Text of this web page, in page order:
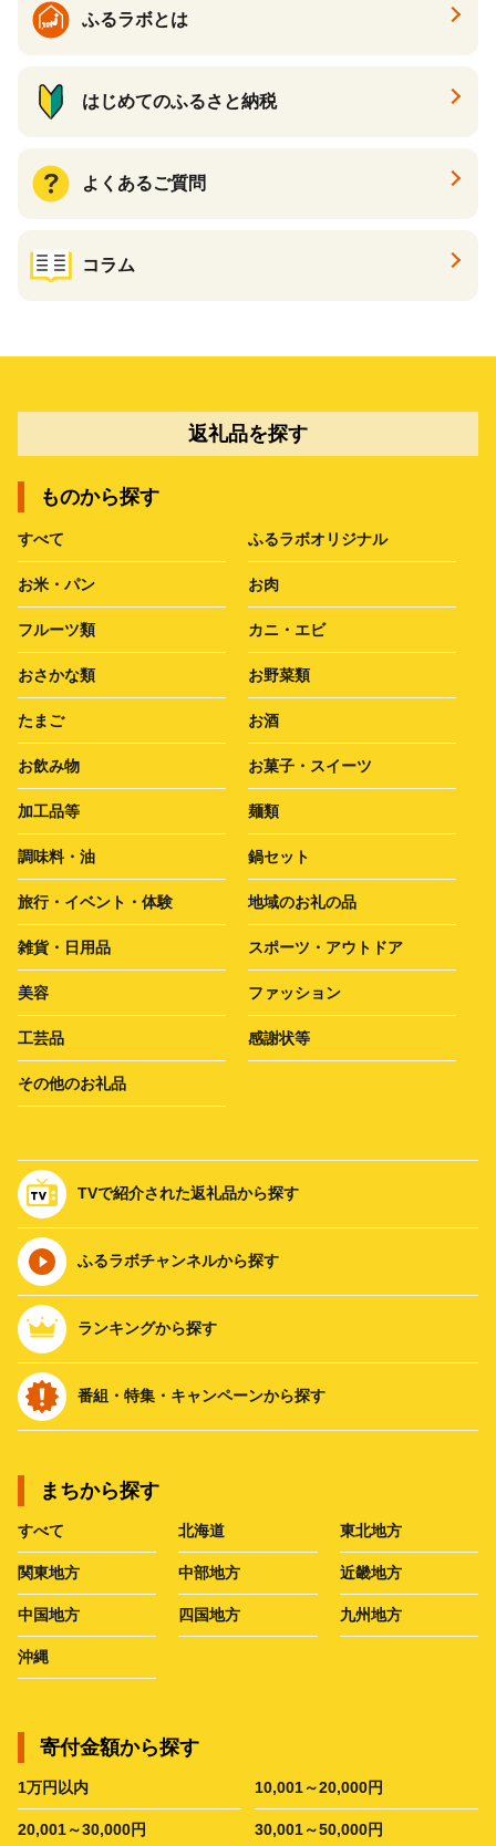
ふるラボとは
はじめてのふるさと納税
よくあるご質問
コラム
返礼品を探す
ものから探す
すべて ふるラボオリジナル
お米・パン お肉
フルーツ類 カニ・エビ
おさかな類 お野菜類
たまご お酒
お飲み物 お菓子・スイーツ
加工品等 麺類
調味料・油 鍋セット
旅行・イベント・体験 地域のお礼の品
雑貨・日用品 スポーツ・アウトドア
美容 ファッション
工芸品 感謝状等
その他のお礼品
TVで紹介された返礼品から探す
ふるラボチャンネルから探す
ランキングから探す
番組・特集・キャンペーンから探す
まちから探す
すべて 北海道 東北地方
関東地方 中部地方 近畿地方
中国地方 四国地方 九州地方
沖縄
寄付金額から探す
1万円以内 10,001～20,000円
20,001～30,000円 30,001～50,000円